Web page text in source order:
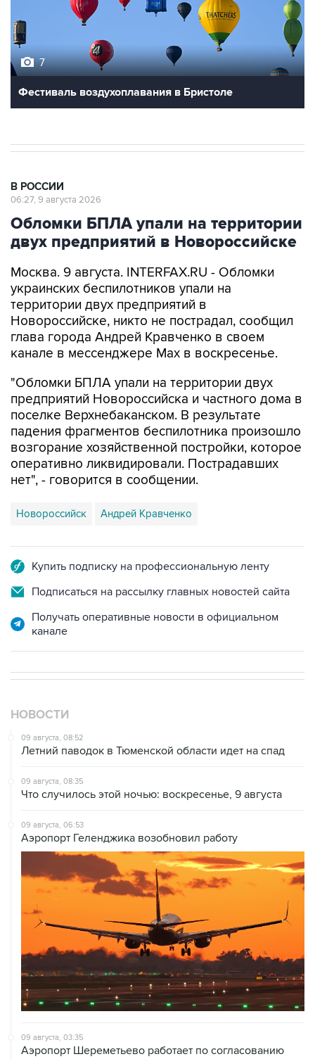
7
Фестиваль воздухоплавания в Бристоле
В РОССИИ
06:27, 9 августа 2026
Обломки БПЛА упали на территории
двух предприятий в Новороссийске
Москва. 9 августа. INTERFAX.RU - Обломки
украинских беспилотников упали на
территории двух предприятий в
Новороссийске, никто не пострадал, сообщил
глава города Андрей Кравченко в своем
канале в мессенджере Max в воскресенье.
"Обломки БПЛА упали на территории двух
предприятий Новороссийска и частного дома в
поселке Верхнебаканском. В результате
падения фрагментов беспилотника произошло
возгорание хозяйственной постройки, которое
оперативно ликвидировали. Пострадавших
нет", - говорится в сообщении.
Новороссийск Андрей Кравченко
Купить подписку на профессиональную ленту
Подписаться на рассылку главных новостей сайта
Получать оперативные новости в официальном
канале
НОВОСТИ
09 августа, 08:52
Летний паводок в Тюменской области идет на спад
09 августа, 08:35
Что случилось этой ночью: воскресенье, 9 августа
09 августа, 06:53
Аэропорт Геленджика возобновил работу
09 августа, 03:35
Аэропорт Шереметьево работает по согласованию